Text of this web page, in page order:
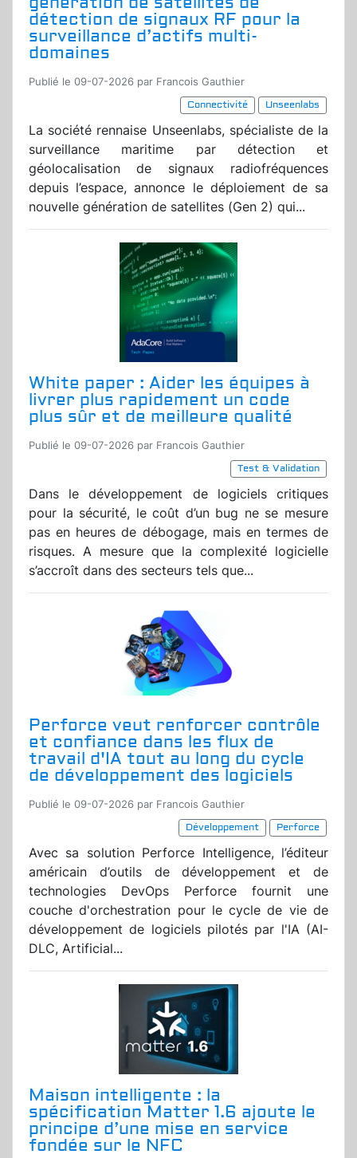
détection de signaux RF pour la
surveillance d’actifs multi-
domaines
Publié le 09-07-2026 par Francois Gauthier
Connectivité
Unseenlabs
La société rennaise Unseenlabs, spécialiste de la
surveillance maritime par détection et
géolocalisation de signaux radiofréquences
depuis l’espace, annonce le déploiement de sa
nouvelle génération de satellites (Gen 2) qui...
White paper : Aider les équipes à
livrer plus rapidement un code
plus sûr et de meilleure qualité
Publié le 09-07-2026 par Francois Gauthier
Test & Validation
Dans le développement de logiciels critiques
pour la sécurité, le coût d’un bug ne se mesure
pas en heures de débogage, mais en termes de
risques. A mesure que la complexité logicielle
s’accroît dans des secteurs tels que...
Perforce veut renforcer contrôle
et confiance dans les flux de
travail d'IA tout au long du cycle
de développement des logiciels
Publié le 09-07-2026 par Francois Gauthier
Développement
Perforce
Avec sa solution Perforce Intelligence, l’éditeur
américain d’outils de développement et de
technologies DevOps Perforce fournit une
couche d'orchestration pour le cycle de vie de
développement de logiciels pilotés par l'IA (AI-
DLC, Artificial...
Maison intelligente : la
spécification Matter 1.6 ajoute le
principe d’une mise en service
fondée sur le NFC